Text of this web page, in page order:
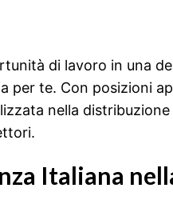
di lavoro in una
per te. Con posizioni
nella
Italiana